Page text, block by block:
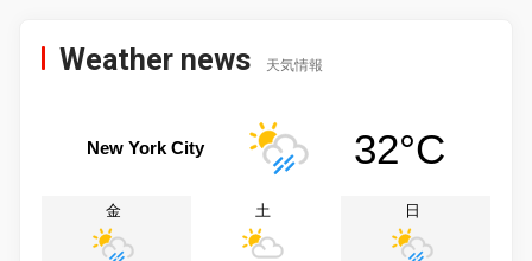
Weather news 天気情報
New York City 32°C
金 土 日